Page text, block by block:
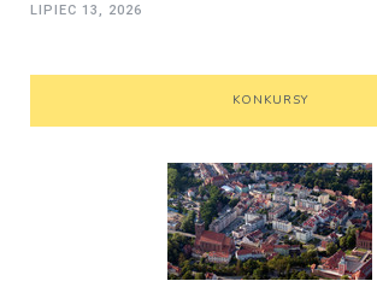
LIPIEC 13, 2026
KONKURSY